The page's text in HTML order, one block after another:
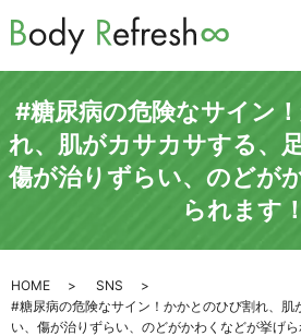
#糖尿病の危険なサイン
れ、肌がカサカサする、
傷が治りずらい、のどが
られます！
HOME
SNS
#糖尿病の危険なサイン！かかとのひび割れ、肌
い、傷が治りずらい、のどがかわくなどが挙げら